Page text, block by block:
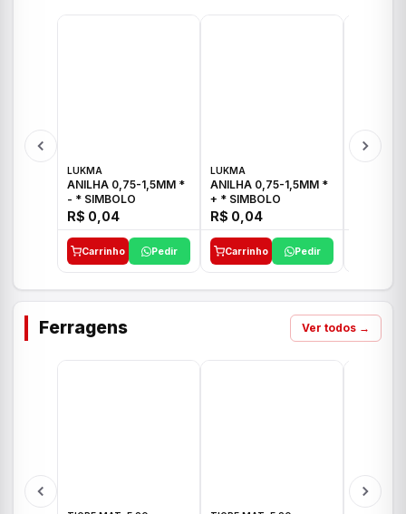
LUKMA
ANILHA 0,75-1,5MM *
- * SIMBOLO
R$ 0,04
Carrinho Pedir
LUKMA
ANILHA 0,75-1,5MM *
+ * SIMBOLO
R$ 0,04
Carrinho Pedir
Ferragens Ver todos →